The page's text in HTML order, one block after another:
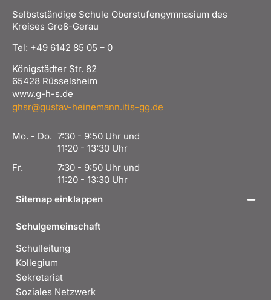
Selbstständige Schule Oberstufengymnasium des
Kreises Groß-Gerau
Tel: +49 6142 85 05 – 0
Königstädter Str. 82
65428 Rüsselsheim
www.g-h-s.de
ghsr@gustav-heinemann.itis-gg.de
Mo. - Do. 7:30 - 9:50 Uhr und
11:20 - 13:30 Uhr
Fr.
7:30 - 9:50 Uhr und
11:20 - 13:30 Uhr
Sitemap einklappen
Schulgemeinschaft
Schulleitung
Kollegium
Sekretariat
Soziales Netzwerk